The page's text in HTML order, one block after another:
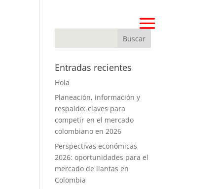
Entradas recientes
Hola
Planeación, información y
respaldo: claves para
competir en el mercado
colombiano en 2026
Perspectivas económicas
2026: oportunidades para el
mercado de llantas en
Colombia